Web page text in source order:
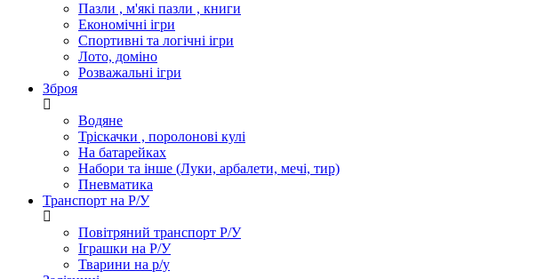
Пазли , м'які пазли , книги
Економічні ігри
Спортивні та логічні ігри
Лото, доміно
Розважальні ігри
Зброя
Водяне
Тріскачки , поролонові кулі
На батарейках
Набори та інше (Луки, арбалети, мечі, тир)
Пневматика
Транспорт на Р/У
Повітряний транспорт Р/У
Іграшки на Р/У
Тварини на р/у